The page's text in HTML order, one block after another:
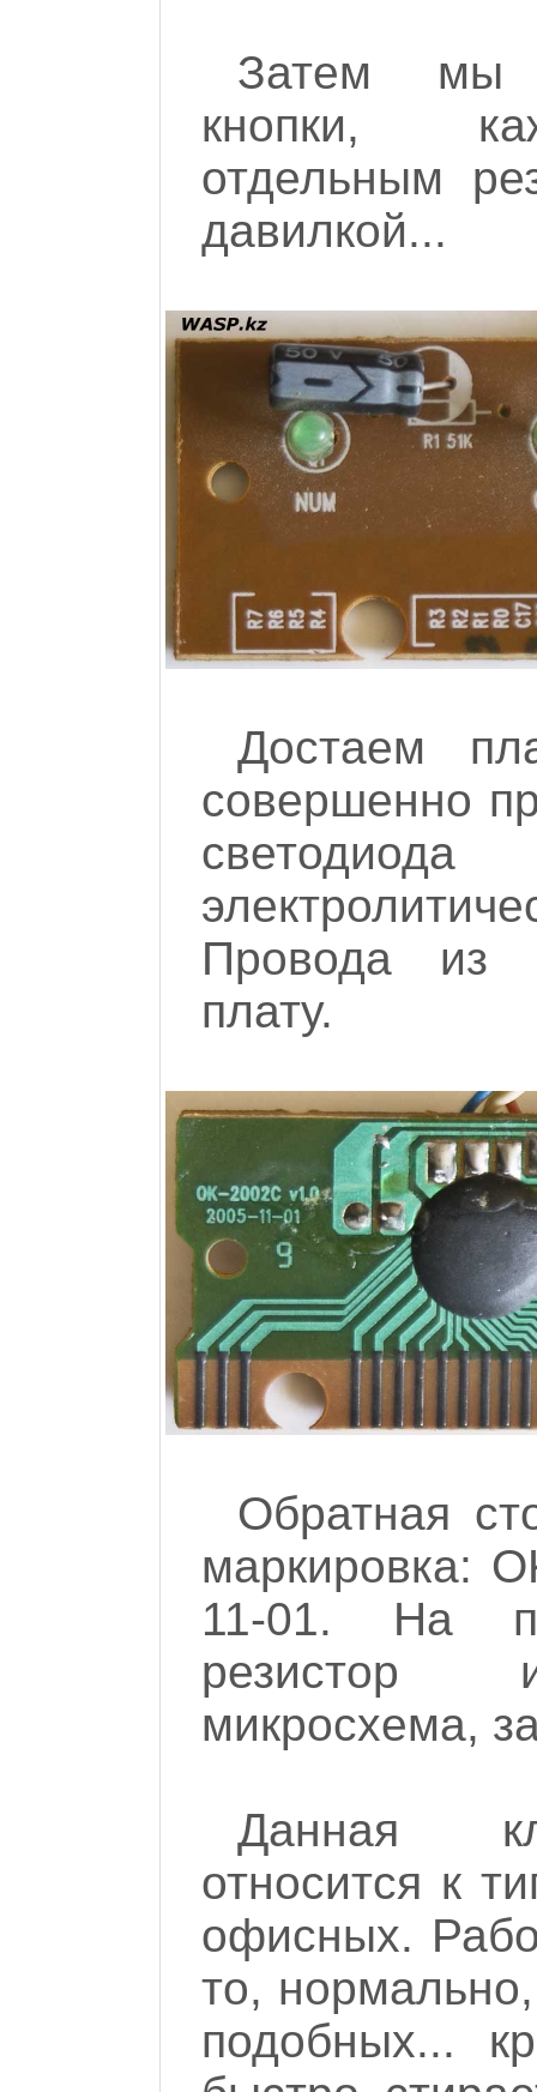
Затем мы
кнопки,
отдельным
давилкой...
Достаем
совершенно
Провода из
плату.
Обратная
маркировка:
11-01. На
резистор
микросхема,
Данная
относится к
офисных.
то,
подобных...